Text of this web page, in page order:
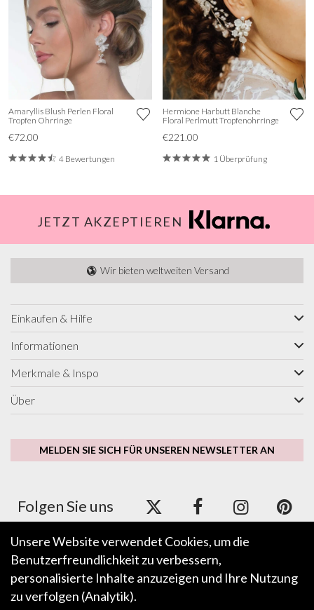
Amaryllis Blush Perlen Floral
Tropfen Ohrringe
€72.00
4 Bewertungen
Hermione Harbutt Blanche
Floral Perlmutt Tropfenohrringe
€221.00
1 Überprüfung
JETZT AKZEPTIEREN
Wir bieten weltweiten Versand
Einkaufen & Hilfe
Informationen
Merkmale & Inspo
Über
MELDEN SIE SICH FÜR UNSEREN NEWSLETTER AN
Folgen Sie uns
Wir akzeptieren ApplePay, GooglePay, PayPal und
Unsere Website verwendet Cookies, um die
Benutzerfreundlichkeit zu verbessern,
personalisierte Inhalte anzuzeigen und Ihre Nutzung
zu verfolgen (Analytik).